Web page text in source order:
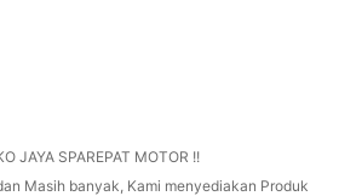
JAYA SPAREPAT MOTOR !!
Masih banyak, Kami menyediakan Produk